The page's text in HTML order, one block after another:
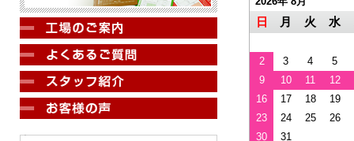
日 月 火 水
2 3 4
5
9
10 11
12
16
17 18
19
23
24 25
26
30
31